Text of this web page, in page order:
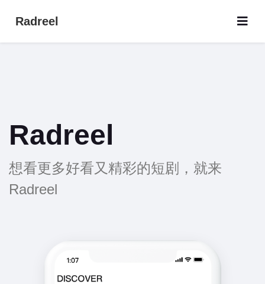
Radreel
Radreel
想看更多好看又精彩的短剧，就来
Radreel